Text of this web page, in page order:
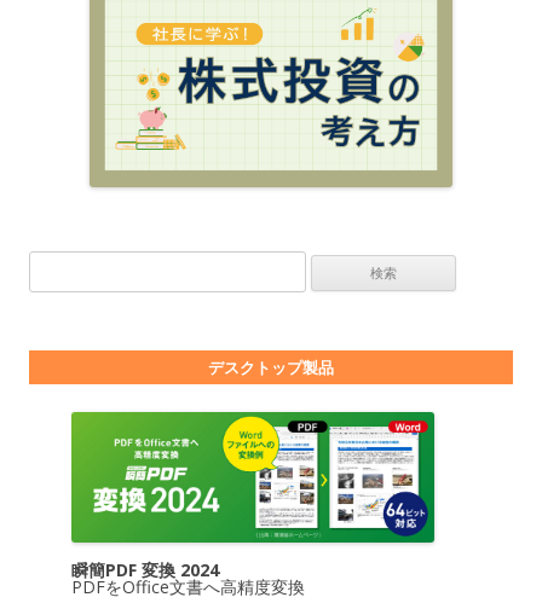
デスクトップ製品
瞬簡PDF 変換 2024
PDFをOffice文書へ高精度変換